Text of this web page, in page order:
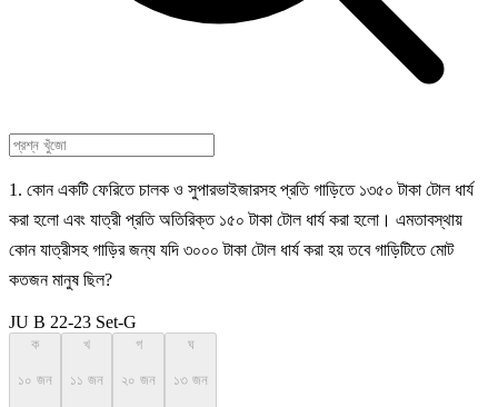
1. কোন একটি ফেরিতে চালক ও সুপারভাইজারসহ প্রতি গাড়িতে ১৩৫০ টাকা টোল ধার্য
করা হলো এবং যাত্রী প্রতি অতিরিক্ত ১৫০ টাকা টোল ধার্য করা হলো। এমতাবস্থায়
কোন যাত্রীসহ গাড়ির জন্য যদি ৩০০০ টাকা টোল ধার্য করা হয় তবে গাড়িটিতে মোট
কতজন মানুষ ছিল?
JU B 22-23 Set-G
ক
১০ জন
খ
১১ জন
গ
২০ জন
ঘ
১৩ জন